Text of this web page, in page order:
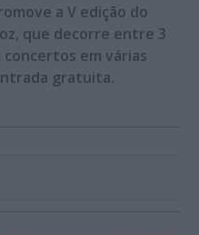
a V edição do
que decorre entre 3
concertos em várias
gratuita.